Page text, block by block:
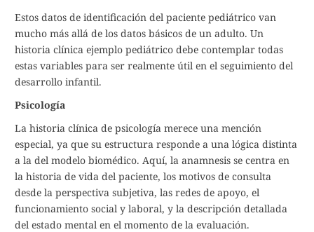
Estos datos de identificación del paciente pediátrico van
mucho más allá de los datos básicos de un adulto. Un
historia clínica ejemplo pediátrico debe contemplar todas
estas variables para ser realmente útil en el seguimiento del
desarrollo infantil.
Psicología
La historia clínica de psicología merece una mención
especial, ya que su estructura responde a una lógica distinta
a la del modelo biomédico. Aquí, la anamnesis se centra en
la historia de vida del paciente, los motivos de consulta
desde la perspectiva subjetiva, las redes de apoyo, el
funcionamiento social y laboral, y la descripción detallada
del estado mental en el momento de la evaluación.